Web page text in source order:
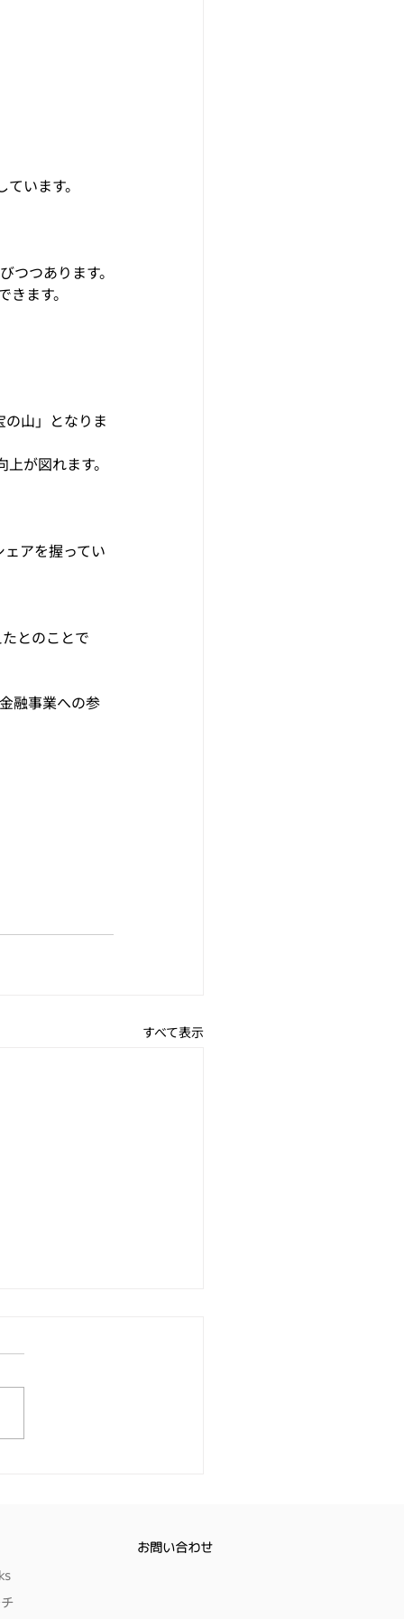
います。
つあります。
ます。
山」となりま
が図れます。
アを握ってい
とのことで
融事業への参
すべて表示
に ここ数か月、日本の企
には アサヒグループが 情
いの可能性 や対応状況等
しています。 [アサヒ
お問い合わせ